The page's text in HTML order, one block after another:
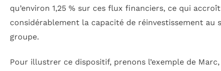
qu’environ 1,25 % sur ces flux financiers, ce qui accroît
considérablement la capacité de réinvestissement au
groupe.
Pour illustrer ce dispositif, prenons l’exemple de